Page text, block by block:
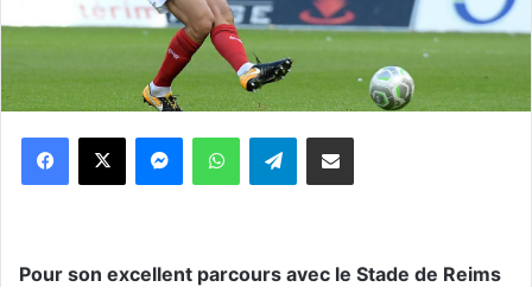
WhatsApp Telegram
Pour son excellent parcours avec le Stade de Reims